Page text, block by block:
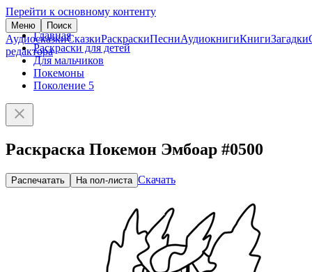
Перейти к основному контенту
Меню Поиск
АудиосказкиСказкиРаскраскиПесниАудиокнигиКнигиЗагадки
редактора
Главная
Раскраски для детей
Для мальчиков
Покемоны
Поколение 5
Раскраска Покемон Эмбоар #0500
Распечатать На пол-листа Скачать